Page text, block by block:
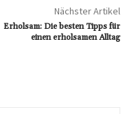
Nächster Artikel
Erholsam: Die besten Tipps für
einen erholsamen Alltag